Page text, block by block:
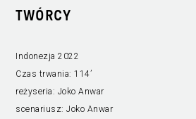
TWÓRCY
Indonezja 2022
Czas trwania: 114’
reżyseria: Joko Anwar
scenariusz:Joko Anwar